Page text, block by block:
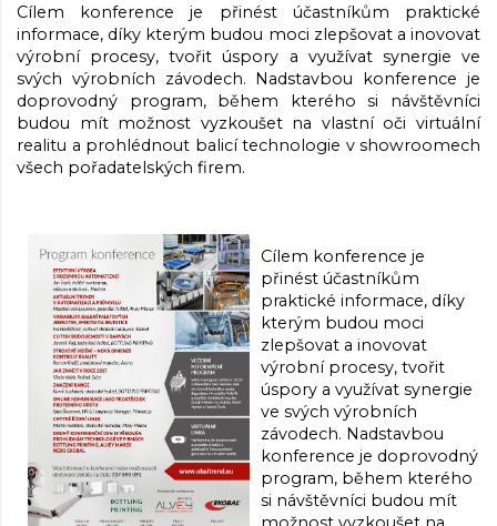
Cílem konference je přinést účastníkům praktické
informace, díky kterým budou moci zlepšovat a inovovat
výrobní procesy, tvořit úspory a využívat synergie ve
svých výrobních závodech. Nadstavbou konference je
doprovodný program, během kterého si návštěvníci
budou mít možnost vyzkoušet na vlastní oči virtuální
realitu a prohlédnout balicí technologie v showroomech
všech pořadatelských firem.
Cílem konference je
přinést účastníkům
praktické informace, díky
kterým budou moci
zlepšovat a inovovat
výrobní procesy, tvořit
úspory a využívat synergie
ve svých výrobních
závodech. Nadstavbou
konference je doprovodný
program, během kterého
si návštěvníci budou mít